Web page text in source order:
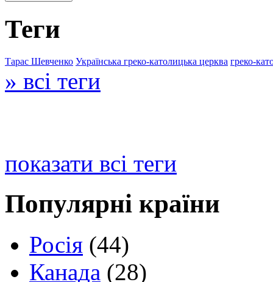
Теги
Тарас Шевченко Українська греко-католицька церква греко-
» всі теги
показати всі теги
Популярні країни
Росія (44)
Канада (28)